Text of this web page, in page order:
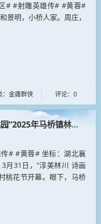
# #射雕英雄传# #黄蓉#
景明，小桥人家。周庄，
：金庸群侠 评论：0
”2025年马桥镇林川村桃
# #黄蓉# 坐标：湖北襄
月31日，“淳美林川 诗画
桃花节开幕。眼下，马桥
值最佳观赏期。放眼望